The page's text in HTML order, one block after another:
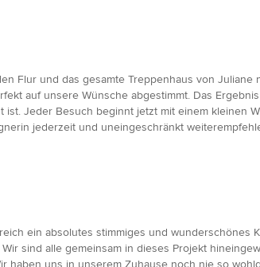
Flur und das gesamte Treppenhaus von
auf unsere Wünsche abgestimmt. Das
Jeder Besuch beginnt jetzt mit einem kleinen
jederzeit und uneingeschränkt
ein absolutes stimmiges und
sind alle gemeinsam in dieses Projekt
haben uns in unserem Zuhause noch nie so